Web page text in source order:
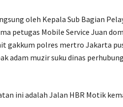
oleh Kepala Sub Bagian
petugas Mobile Service Juan
gakkum polres mertro Jakarta
adam muzir suku dinas
ini adalah Jalan HBR Motik